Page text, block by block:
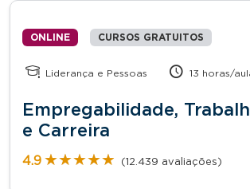
ONLINE CURSOS GRATUITOS
Liderança e Pessoas 13 horas/
Empregabilidade,
e Carreira
4.9 ★★★★★
★★★★★ (12.439 avaliações)